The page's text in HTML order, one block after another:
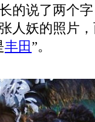
的说了两个
人妖的照片
丰田”。